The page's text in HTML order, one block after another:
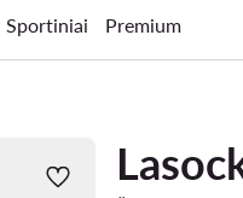
Sportiniai Premium